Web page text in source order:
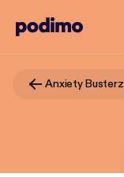
Anxiety Busterz